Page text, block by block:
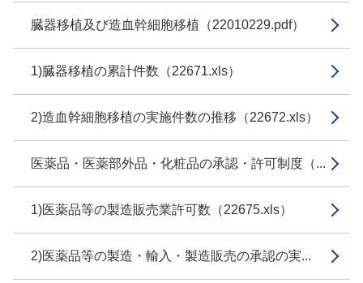
臓器移植及び造血幹細胞移植（22010229.pdf）
1)臓器移植の累計件数（22671.xls）
2)造血幹細胞移植の実施件数の推移（22672.xls）
医薬品・医薬部外品・化粧品の承認・許可制度（...
1)医薬品等の製造販売業許可数（22675.xls）
2)医薬品等の製造・輸入・製造販売の承認の実...